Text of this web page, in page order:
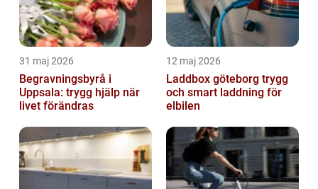
31 maj 2026
Begravningsbyrå i
Uppsala: trygg hjälp när
livet förändras
12 maj 2026
Laddbox göteborg trygg
och smart laddning för
elbilen